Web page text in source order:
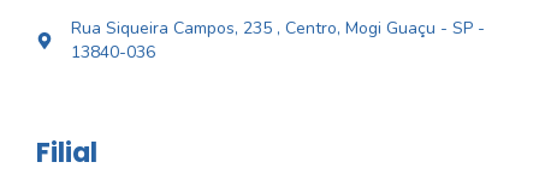
Rua Siqueira Campos, 235 , Centro, Mogi Guaçu - SP -
13840-036
Filial